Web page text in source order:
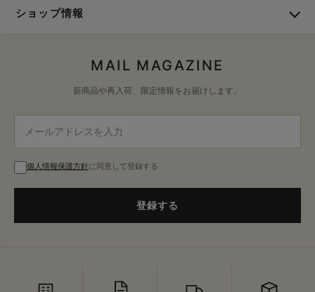
ショップ情報
MAIL MAGAZINE
新商品や再入荷、限定情報をお届けします。
個人情報保護方針に同意して登録する
登録する